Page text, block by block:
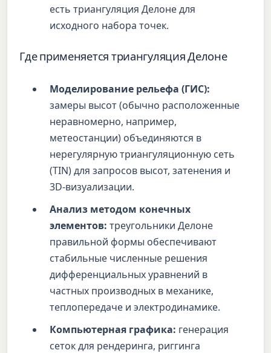
есть триангуляция Делоне для
исходного набора точек.
Где применяется триангуляция Делоне
Моделирование рельефа (ГИС):
замеры высот (обычно расположенные
неравномерно, например,
метеостанции) объединяются в
нерегулярную триангуляционную сеть
(TIN) для запросов высот, затенения и
3D-визуализации.
Анализ методом конечных
элементов: треугольники Делоне
правильной формы обеспечивают
стабильные численные решения
дифференциальных уравнений в
частных производных в механике,
теплопередаче и электродинамике.
Компьютерная графика: генерация
сеток для рендеринга, риггинга